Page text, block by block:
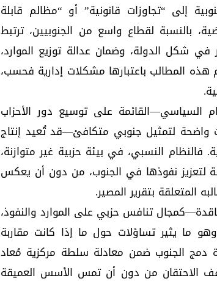
إلى “تجاوزات قانونية” أو “مظالم قابلة
بالنسبة لقطاع واسع من الجنوبيين، ترتبط
في شكل الدولة، وضمان عدالة توزيع الموارد،
هذه المطالب باعتبارها مشكلات إدارية فحسب،
السياسي—القائمة على توسيع دور الأحزاب
واضحة لتمثيل جنوبي متكافئ—قد تُعيد إنتاج
النسبي، في بيئة حزبية غير متوازنة،
لتعزيز نفوذها في الجنوب، من دون أن يعكس
المتعلقة بتقرير المصير.
تنافس حزبي على الموارد والنفوذ،
ما يثير تساؤلات حول ما إذا كانت مقاربة
دمج الجنوب ضمن معادلة سلطة مركزية مُعاد
الاحتقان من دون أن تمس الأسس العميقة